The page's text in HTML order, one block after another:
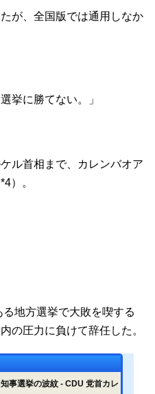
が、全国版では通用しなか
挙に勝てない。」
ル首相まで、カレンバオア
）。
地方選挙で大敗を喫する
の圧力に負けて辞任した。
事選挙の波紋 - CDU 党首カレ